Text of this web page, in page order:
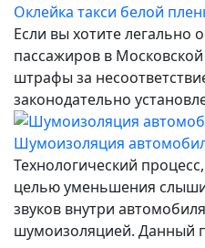
Оклейка такси белой
Если вы хотите легально
пассажиров в
штрафы за
законодательно
Шумоизоляция
Технологический
целью уменьшения
звуков внутри
шумоизоляцией. Данный